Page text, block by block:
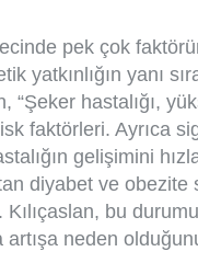
pek çok
yatkınlığın yanı
“Şeker hastalığı,
faktörleri. Ayrıca
gelişimini
diyabet ve obezite
Kılıçaslan, bu
artışa neden